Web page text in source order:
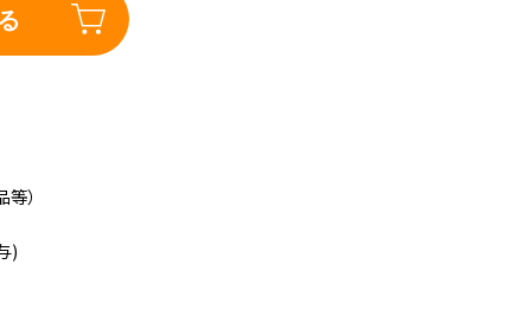
）
)